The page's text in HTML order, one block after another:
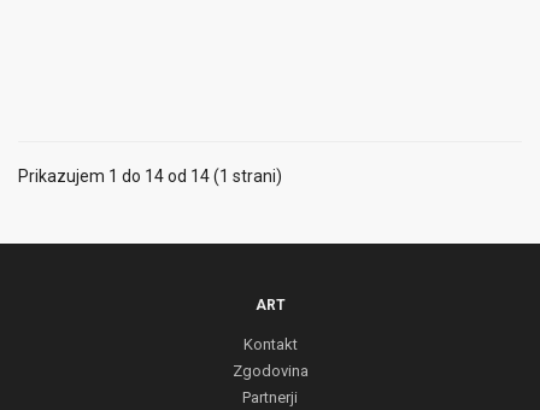
Prikazujem 1 do 14 od 14 (1 strani)
ART
Kontakt
Zgodovina
Partnerji